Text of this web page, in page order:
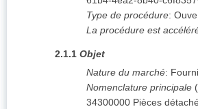
Type de procédure:
La procédure est
2.1.1 Objet
Nature du marché:
Nomenclature principale (
34300000 Pièces